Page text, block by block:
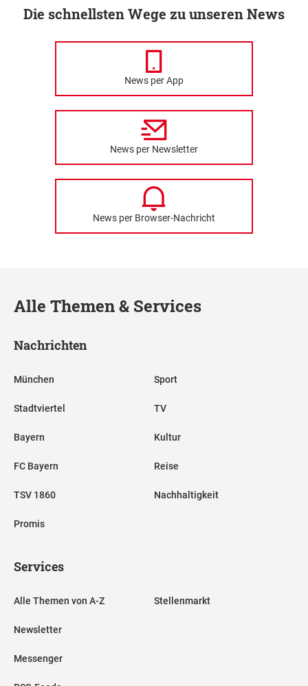
Die schnellsten Wege zu unseren News
News per App
News per Newsletter
News per Browser-Nachricht
Alle Themen & Services
Nachrichten
München
Stadtviertel
Bayern
FC Bayern
TSV 1860
Promis
Sport
TV
Kultur
Reise
Nachhaltigkeit
Services
Alle Themen von A-Z
Newsletter
Messenger
Stellenmarkt